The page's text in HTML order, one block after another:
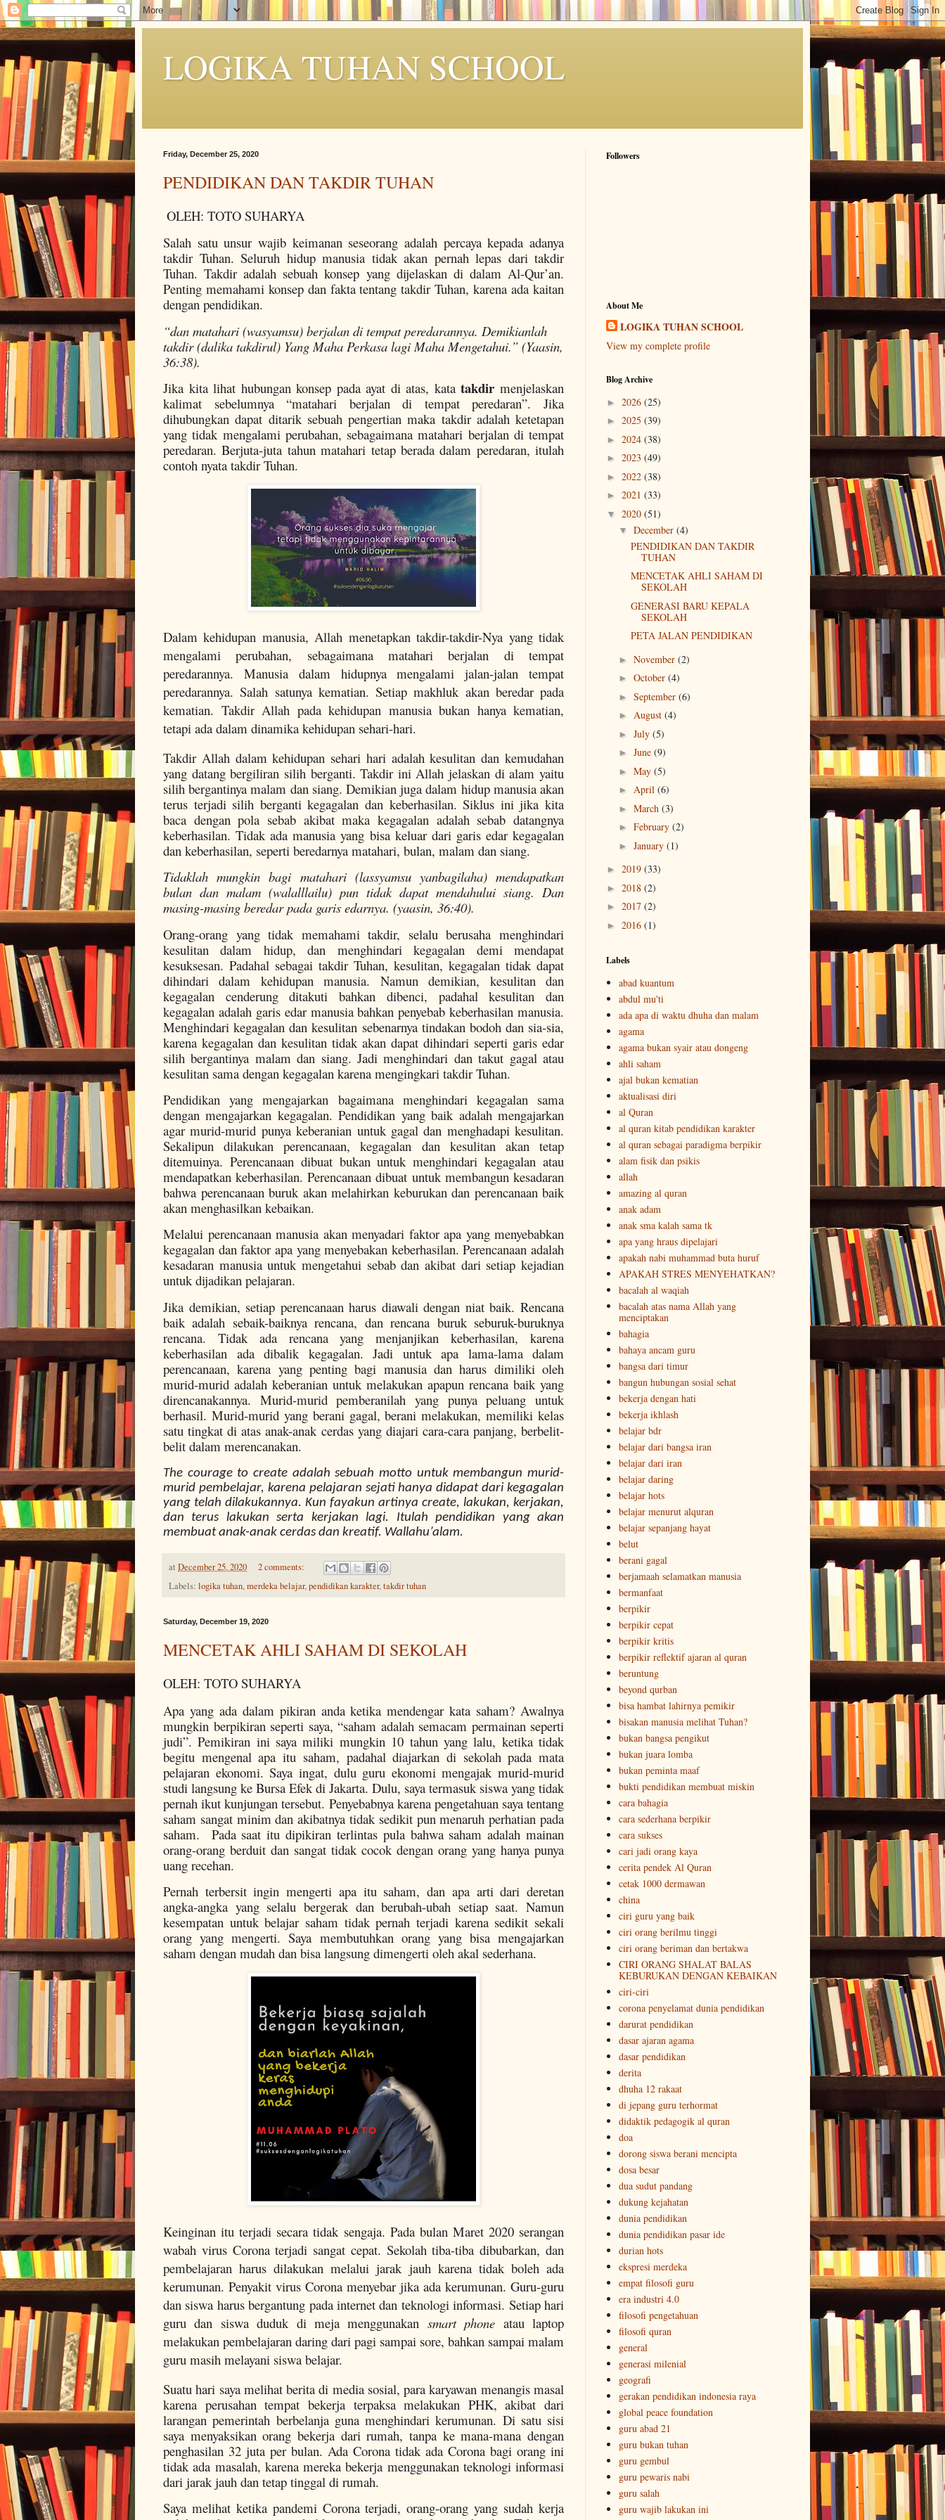
LOGIKA TUHAN SCHOOL
Friday, December 25, 2020
PENDIDIKAN DAN TAKDIR TUHAN
OLEH: TOTO SUHARYA
Salah satu unsur wajib keimanan seseorang adalah percaya kepada adanya
takdir Tuhan. Seluruh hidup manusia tidak akan pernah lepas dari takdir
Tuhan. Takdir adalah sebuah konsep yang dijelaskan di dalam Al-Qur’an.
Penting memahami konsep dan fakta tentang takdir Tuhan, karena ada kaitan
dengan pendidikan.
“dan matahari (wasyamsu) berjalan di tempat peredarannya. Demikianlah
takdir (dalika takdirul) Yang Maha Perkasa lagi Maha Mengetahui.” (Yaasin,
36:38).
Jika kita lihat hubungan konsep pada ayat di atas, katatakdir menjelaskan
kalimat sebelumnya “matahari berjalan di tempat peredaran”. Jika
dihubungkan dapat ditarik sebuah pengertian maka takdir adalah ketetapan
yang tidak mengalami perubahan, sebagaimana matahari berjalan di tempat
peredaran. Berjuta-juta tahun matahari tetap berada dalam peredaran, itulah
contoh nyata takdir Tuhan.
Dalam kehidupan manusia, Allah menetapkan takdir-takdir-Nya yang tidak
mengalami perubahan, sebagaimana matahari berjalan di tempat
peredarannya. Manusia dalam hidupnya mengalami jalan-jalan tempat
peredarannya. Salah satunya kematian. Setiap makhluk akan beredar pada
kematian. Takdir Allah pada kehidupan manusia bukan hanya kematian,
tetapi ada dalam dinamika kehidupan sehari-hari.
Takdir Allah dalam kehidupan sehari hari adalah kesulitan dan kemudahan
yang datang bergiliran silih berganti. Takdir ini Allah jelaskan di alam yaitu
silih bergantinya malam dan siang. Demikian juga dalam hidup manusia akan
terus terjadi silih berganti kegagalan dan keberhasilan. Siklus ini jika kita
baca dengan pola sebab akibat maka kegagalan adalah sebab datangnya
keberhasilan. Tidak ada manusia yang bisa keluar dari garis edar kegagalan
dan keberhasilan, seperti beredarnya matahari, bulan, malam dan siang.
Tidaklah mungkin bagi matahari (lassyamsu yanbagilaha) mendapatkan
bulan dan malam (walalllailu) pun tidak dapat mendahului siang. Dan
masing-masing beredar pada garis edarnya. (yaasin, 36:40).
Orang-orang yang tidak memahami takdir, selalu berusaha menghindari
kesulitan dalam hidup, dan menghindari kegagalan demi mendapat
kesuksesan. Padahal sebagai takdir Tuhan, kesulitan, kegagalan tidak dapat
dihindari dalam kehidupan manusia. Namun demikian, kesulitan dan
kegagalan cenderung ditakuti bahkan dibenci, padahal kesulitan dan
kegagalan adalah garis edar manusia bahkan penyebab keberhasilan manusia.
Menghindari kegagalan dan kesulitan sebenarnya tindakan bodoh dan sia-sia,
karena kegagalan dan kesulitan tidak akan dapat dihindari seperti garis edar
silih bergantinya malam dan siang. Jadi menghindari dan takut gagal atau
kesulitan sama dengan kegagalan karena mengingkari takdir Tuhan.
Pendidikan yang mengajarkan bagaimana menghindari kegagalan sama
dengan mengajarkan kegagalan. Pendidikan yang baik adalah mengajarkan
agar murid-murid punya keberanian untuk gagal dan menghadapi kesulitan.
Sekalipun dilakukan perencanaan, kegagalan dan kesulitan akan tetap
ditemuinya. Perencanaan dibuat bukan untuk menghindari kegagalan atau
mendapatkan keberhasilan. Perencanaan dibuat untuk membangun kesadaran
bahwa perencanaan buruk akan melahirkan keburukan dan perencanaan baik
akan menghasilkan kebaikan.
Melalui perencanaan manusia akan menyadari faktor apa yang menyebabkan
kegagalan dan faktor apa yang menyebakan keberhasilan. Perencanaan adalah
kesadaran manusia untuk mengetahui sebab dan akibat dari setiap kejadian
untuk dijadikan pelajaran.
Jika demikian, setiap perencanaan harus diawali dengan niat baik. Rencana
baik adalah sebaik-baiknya rencana, dan rencana buruk seburuk-buruknya
rencana. Tidak ada rencana yang menjanjikan keberhasilan, karena
keberhasilan ada dibalik kegagalan. Jadi untuk apa lama-lama dalam
perencanaan, karena yang penting bagi manusia dan harus dimiliki oleh
murid-murid adalah keberanian untuk melakukan apapun rencana baik yang
direncanakannya. Murid-murid pemberanilah yang punya peluang untuk
berhasil. Murid-murid yang berani gagal, berani melakukan, memiliki kelas
satu tingkat di atas anak-anak cerdas yang diajari cara-cara panjang, berbelit-
belit dalam merencanakan.
The courage to create adalah sebuah motto untuk membangun murid-
murid pembelajar, karena pelajaran sejati hanya didapat dari kegagalan
yang telah dilakukannya. Kun fayakun artinya create, lakukan, kerjakan,
dan terus lakukan serta kerjakan lagi. Itulah pendidikan yang akan
membuat anak-anak cerdas dan kreatif. Wallahu’alam.
at December 25, 2020
2 comments:
Labels: logika tuhan,merdeka belajar,pendidikan karakter,takdir tuhan
Saturday, December 19, 2020
MENCETAK AHLI SAHAM DI SEKOLAH
OLEH: TOTO SUHARYA
Apa yang ada dalam pikiran anda ketika mendengar kata saham? Awalnya
mungkin berpikiran seperti saya, “saham adalah semacam permainan seperti
judi”. Pemikiran ini saya miliki mungkin 10 tahun yang lalu, ketika tidak
begitu mengenal apa itu saham, padahal diajarkan di sekolah pada mata
pelajaran ekonomi. Saya ingat, dulu guru ekonomi mengajak murid-murid
studi langsung ke Bursa Efek di Jakarta. Dulu, saya termasuk siswa yang tidak
pernah ikut kunjungan tersebut. Penyebabnya karena pengetahuan saya tentang
saham sangat minim dan akibatnya tidak sedikit pun menaruh perhatian pada
saham. Pada saat itu dipikiran terlintas pula bahwa saham adalah mainan
orang-orang berduit dan sangat tidak cocok dengan orang yang hanya punya
uang recehan.
Pernah terbersit ingin mengerti apa itu saham, dan apa arti dari deretan
angka-angka yang selalu bergerak dan berubah-ubah setiap saat. Namun
kesempatan untuk belajar saham tidak pernah terjadi karena sedikit sekali
orang yang mengerti. Saya membutuhkan orang yang bisa mengajarkan
saham dengan mudah dan bisa langsung dimengerti oleh akal sederhana.
Keinginan itu terjadi secara tidak sengaja. Pada bulan Maret 2020 serangan
wabah virus Corona terjadi sangat cepat. Sekolah tiba-tiba dibubarkan, dan
pembelajaran harus dilakukan melalui jarak jauh karena tidak boleh ada
kerumunan. Penyakit virus Corona menyebar jika ada kerumunan. Guru-guru
dan siswa harus bergantung pada internet dan teknologi informasi. Setiap hari
guru dan siswa duduk di meja menggunakan smart phone atau laptop
melakukan pembelajaran daring dari pagi sampai sore, bahkan sampai malam
guru masih melayani siswa belajar.
Suatu hari saya melihat berita di media sosial, para karyawan menangis masal
karena perusahan tempat bekerja terpaksa melakukan PHK, akibat dari
larangan pemerintah berbelanja guna menghindari kerumunan. Di satu sisi
saya menyaksikan orang bekerja dari rumah, tanpa ke mana-mana dengan
penghasilan 32 juta per bulan. Ada Corona tidak ada Corona bagi orang ini
tidak ada masalah, karena mereka bekerja menggunakan teknologi informasi
dari jarak jauh dan tetap tinggal di rumah.
Saya melihat ketika pandemi Corona terjadi, orang-orang yang sudah kerja
Followers
About Me
LOGIKA TUHAN SCHOOL
View my complete profile
Blog Archive
► 2026 (25)
► 2025 (39)
► 2024 (38)
► 2023 (49)
► 2022 (38)
► 2021 (33)
▼ 2020 (51)
▼ December (4)
PENDIDIKAN DAN TAKDIR
TUHAN
MENCETAK AHLI SAHAM DI
SEKOLAH
GENERASI BARU KEPALA
SEKOLAH
PETA JALAN PENDIDIKAN
► November (2)
► October (4)
► September (6)
► August (4)
► July (5)
► June (9)
► May (5)
► April (6)
► March (3)
► February (2)
► January (1)
► 2019 (33)
► 2018 (2)
► 2017 (2)
► 2016 (1)
Labels
abad kuantum
abdul mu'ti
ada apa di waktu dhuha dan malam
agama
agama bukan syair atau dongeng
ahli saham
ajal bukan kematian
aktualisasi diri
al Quran
al quran kitab pendidikan karakter
al quran sebagai paradigma berpikir
alam fisik dan psikis
allah
amazing al quran
anak adam
anak sma kalah sama tk
apa yang hraus dipelajari
apakah nabi muhammad buta huruf
APAKAH STRES MENYEHATKAN?
bacalah al waqiah
bacalah atas nama Allah yang
menciptakan
bahagia
bahaya ancam guru
bangsa dari timur
bangun hubungan sosial sehat
bekerja dengan hati
bekerja ikhlash
belajar bdr
belajar dari bangsa iran
belajar dari iran
belajar daring
belajar hots
belajar menurut alquran
belajar sepanjang hayat
belut
berani gagal
berjamaah selamatkan manusia
bermanfaat
berpikir
berpikir cepat
berpikir kritis
berpikir reflektif ajaran al quran
beruntung
beyond qurban
bisa hambat lahirnya pemikir
bisakan manusia melihat Tuhan?
bukan bangsa pengikut
bukan juara lomba
bukan peminta maaf
bukti pendidikan membuat miskin
cara bahagia
cara sederhana berpikir
cara sukses
cari jadi orang kaya
cerita pendek Al Quran
cetak 1000 dermawan
china
ciri guru yang baik
ciri orang berilmu tinggi
ciri orang beriman dan bertakwa
CIRI ORANG SHALAT BALAS
KEBURUKAN DENGAN KEBAIKAN
ciri-ciri
corona penyelamat dunia pendidikan
darurat pendidikan
dasar ajaran agama
dasar pendidikan
derita
dhuha 12 rakaat
di jepang guru terhormat
didaktik pedagogik al quran
doa
dorong siswa berani mencipta
dosa besar
dua sudut pandang
dukung kejahatan
dunia pendidikan
dunia pendidikan pasar ide
durian hots
ekspresi merdeka
empat filosofi guru
era industri 4.0
filosofi pengetahuan
filosofi quran
general
generasi milenial
geografi
gerakan pendidikan indonesia raya
global peace foundation
guru abad 21
guru bukan tuhan
guru gembul
guru pewaris nabi
guru salah
guru wajib lakukan ini